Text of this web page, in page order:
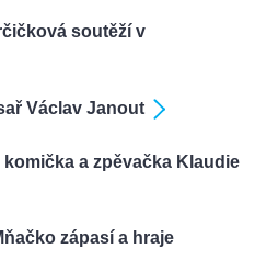
soutěží v
Václav Janout
a zpěvačka Klaudie
zápasí a hraje